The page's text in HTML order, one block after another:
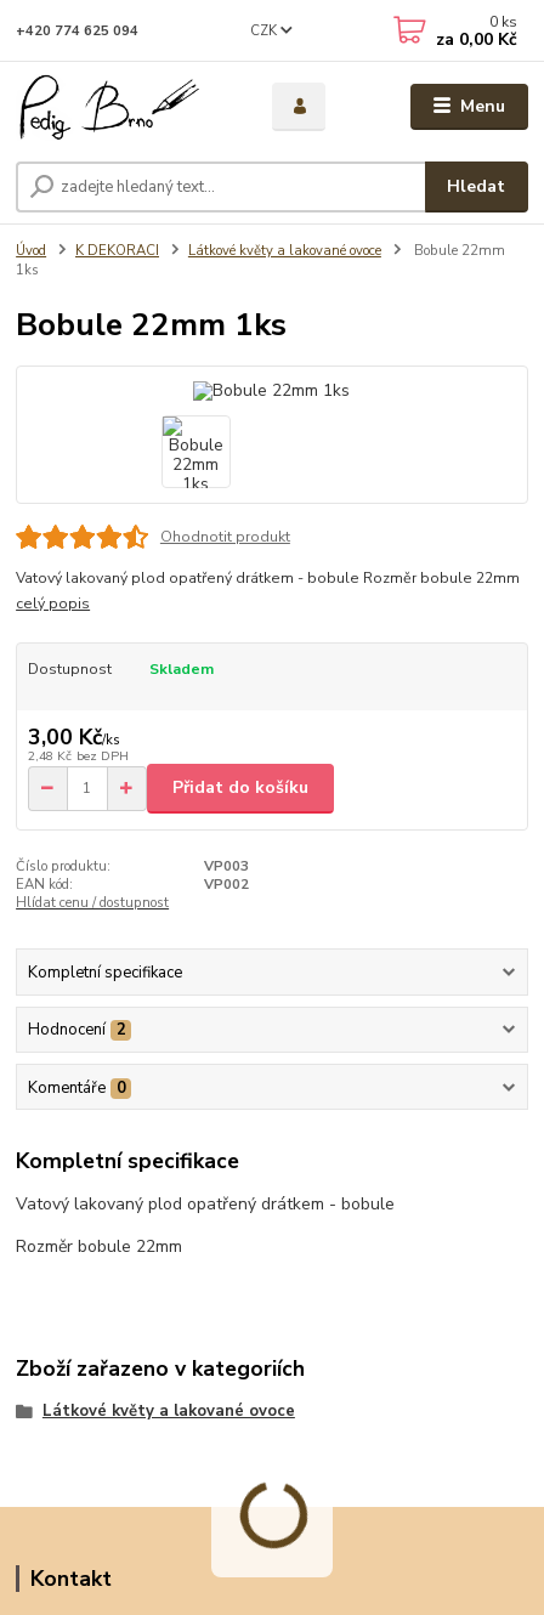
Menu
CZK
Hledat
+420 774 625 094 0 ks
za 0,00 Kč
Úvod K DEKORACI Látkové květy a lakované ovoce
Bobule 22mm
1ks
Bobule 22mm 1ks
Ohodnotit produkt
Vatový lakovaný plod opatřený drátkem - bobule Rozměr bobule 22mm
celý popis
Dostupnost Skladem
3,00 Kč/ks
2,48 Kč bez DPH
Přidat do košíku
Číslo produktu:
VP003
EAN kód:
VP002
Hlídat cenu / dostupnost
Kompletní specifikace
Hodnocení 2
Komentáře 0
Kompletní specifikace
Vatový lakovaný plod opatřený drátkem - bobule
Rozměr bobule 22mm
Zboží zařazeno v kategoriích
Látkové květy a lakované ovoce
Kontakt